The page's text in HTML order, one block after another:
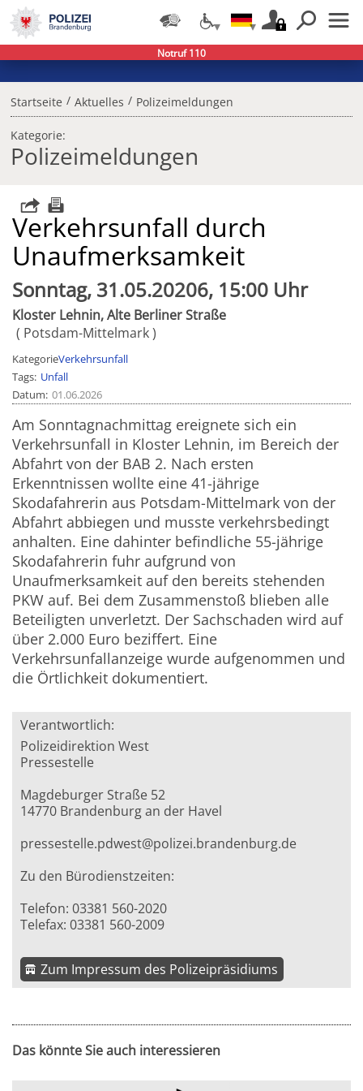
Startseite / Aktuelles / Polizeimeldungen
Kategorie:
Polizeimeldungen
Verkehrsunfall durch
Unaufmerksamkeit
Sonntag, 31.05.20206, 15:00 Uhr
Kloster Lehnin, Alte Berliner Straße
Potsdam-Mittelmark
KategorieVerkehrsunfall
Tags Unfall
Datum 01.06.2026
Am Sonntagnachmittag ereignete sich ein
Verkehrsunfall in Kloster Lehnin, im Bereich der
Abfahrt von der BAB 2. Nach ersten
Erkenntnissen wollte eine 41-jährige
Skodafahrerin aus Potsdam-Mittelmark von der
Abfahrt abbiegen und musste verkehrsbedingt
anhalten. Eine dahinter befindliche 55-jährige
Skodafahrerin fuhr aufgrund von
Unaufmerksamkeit auf den bereits stehenden
PKW auf. Bei dem Zusammenstoß blieben alle
Beteiligten unverletzt. Der Sachschaden wird auf
über 2.000 Euro beziffert. Eine
Verkehrsunfallanzeige wurde aufgenommen und
die Örtlichkeit dokumentiert.
Verantwortlich:
Polizeidirektion West
Pressestelle
Magdeburger Straße 52
14770 Brandenburg an der Havel
pressestelle.pdwest@polizei.brandenburg.de
Zu den Bürodienstzeiten:
Telefon: 03381 560-2020
Telefax: 03381 560-2009
Zum Impressum des Polizeipräsidiums
Das könnte Sie auch interessieren
Notruf 110